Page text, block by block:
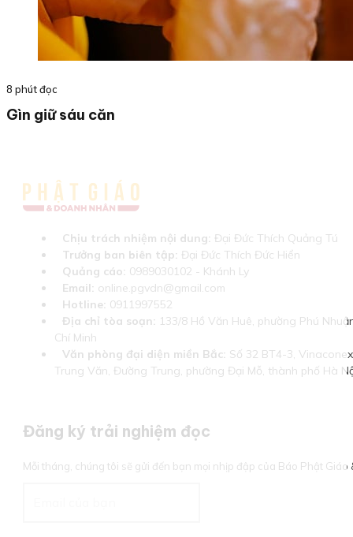
8 phút đọc
Gìn giữ sáu căn
Chịu trách nhiệm nội dung: Đại Đức Thích Quảng Tú
Trưởng ban biên tập: Đại Đức Thích Đức Hiển
Quảng cáo: 0989030102 - Khánh Ly
Email: online.pgvdn@gmail.com
Hotline: 0911997552
Địa chỉ tòa soạn: 133/8 Hồ Văn Huê, phường Phú
Chí Minh
Văn phòng đại diện miền Bắc: Số 32 BT4-3,
Trung Văn, Đường Trung, phường Đại Mỗ, thành phố Hà
Đăng ký trải nghiệm đọc
Mỗi tháng, chúng tôi sẽ gửi đến bạn mọi nhịp đập của Báo Phật Giáo